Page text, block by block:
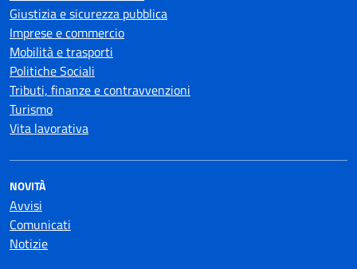
Giustizia e sicurezza pubblica
Imprese e commercio
Mobilità e trasporti
Politiche Sociali
Tributi, finanze e contravvenzioni
Turismo
Vita lavorativa
NOVITÀ
Avvisi
Comunicati
Notizie